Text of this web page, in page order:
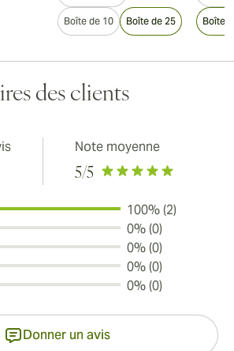
Boîte de 10 Boîte de 25 Boîte
des clients
Note moyenne
5/5
100% (2)
0% (0)
0% (0)
0% (0)
0% (0)
Donner un avis